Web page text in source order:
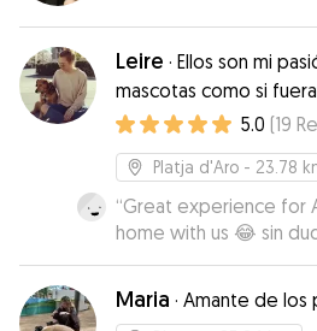
informado de todo y
muchas fotos y vídeos
menudo lo cuál me ha
recomiendo al 100%!! ”
Leire · Ellos son mi
mascotas como si
5.0 (19
Platja d'Aro - 23.78
“Great experience for
home with us 😂 sin
Maria · Amante de los